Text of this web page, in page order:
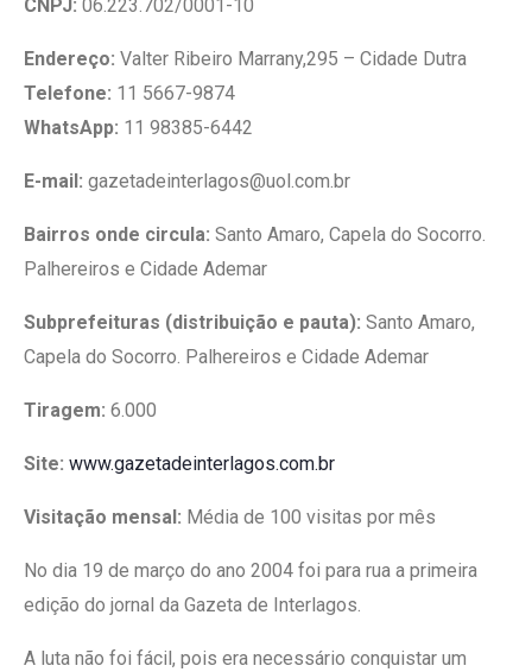
CNPJ: 06.223.702/0001-10
Endereço: Valter Ribeiro Marrany,295 – Cidade Dutra
Telefone: 11 5667-9874
WhatsApp: 11 98385-6442
E-mail: gazetadeinterlagos@uol.com.br
Bairros onde circula: Santo Amaro, Capela do Socorro.
Palhereiros e Cidade Ademar
Subprefeituras (distribuição e pauta): Santo Amaro,
Capela do Socorro. Palhereiros e Cidade Ademar
Tiragem: 6.000
Site: www.gazetadeinterlagos.com.br
Visitação mensal: Média de 100 visitas por mês
No dia 19 de março do ano 2004 foi para rua a primeira
edição do jornal da Gazeta de Interlagos.
A luta não foi fácil, pois era necessário conquistar um